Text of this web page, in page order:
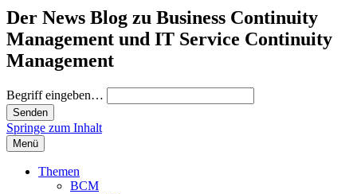
Der News Blog zu Business Continuity
Management und IT Service Continuity
Management
Begriff eingeben…
Springe zum Inhalt
Menü
Themen
BCM